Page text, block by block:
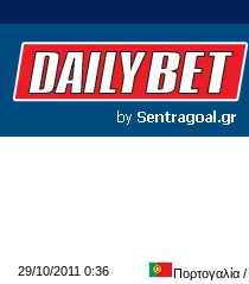
29/10/2011 0:36 Πορτογαλία /